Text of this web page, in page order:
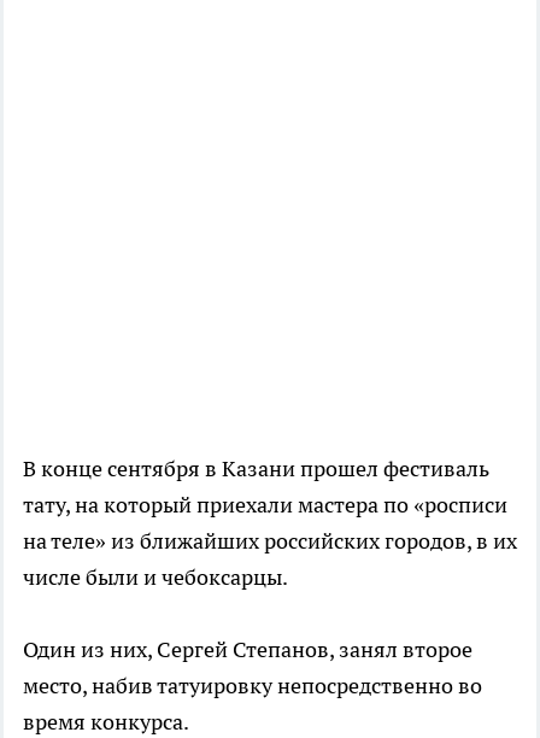
В конце сентября в Казани прошел фестиваль
тату, на который приехали мастера по «росписи
на теле» из ближайших российских городов, в их
числе были и чебоксарцы.
Один из них, Сергей Степанов, занял второе
место, набив татуировку непосредственно во
время конкурса.